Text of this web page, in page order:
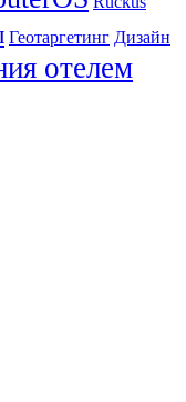
Геотаргетинг Дизайн
отелем